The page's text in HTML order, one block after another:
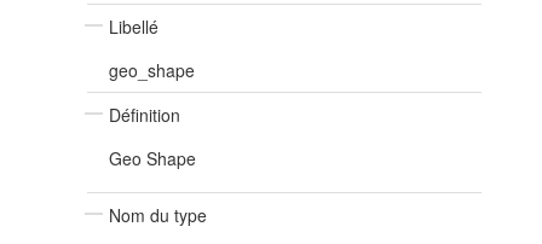
Libellé
geo_shape
Définition
Geo Shape
Nom du type